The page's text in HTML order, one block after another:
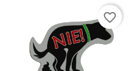
favorite_border